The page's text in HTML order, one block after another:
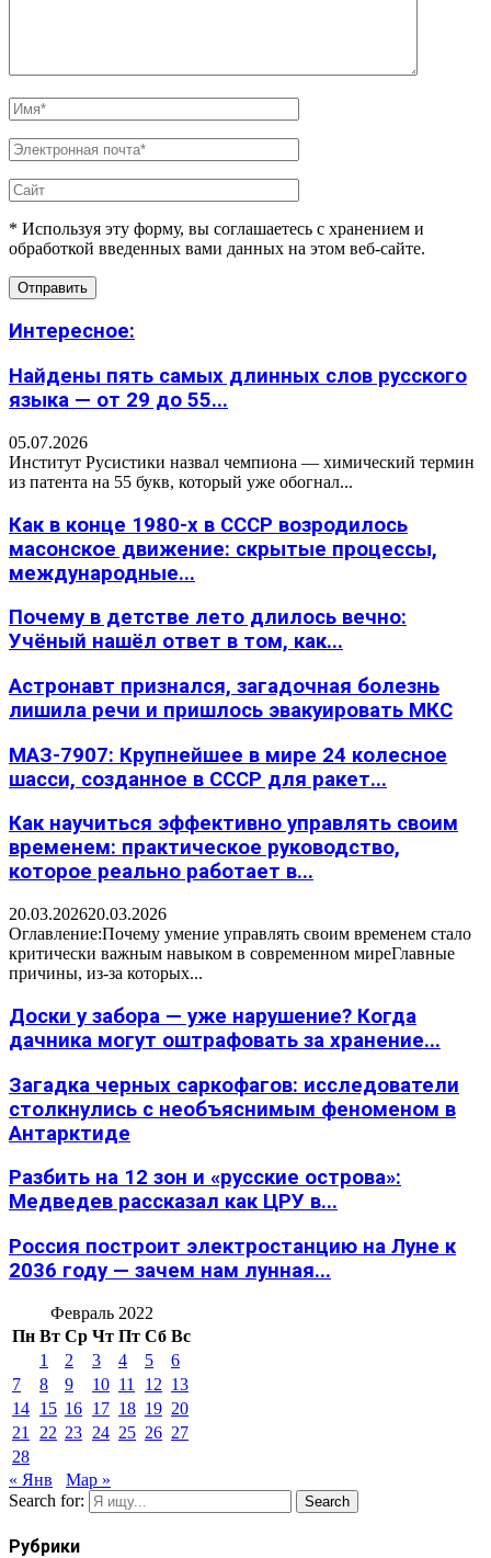
* Используя эту форму, вы соглашаетесь с хранением и
обработкой введенных вами данных на этом веб-сайте.
Интересное:
Найдены пять самых длинных слов русского
языка — от 29 до 55...
05.07.2026
Институт Русистики назвал чемпиона — химический термин
из патента на 55 букв, который уже обогнал...
Как в конце 1980-х в СССР возродилось
масонское движение: скрытые процессы,
международные...
Почему в детстве лето длилось вечно:
Учёный нашёл ответ в том, как...
Астронавт признался, загадочная болезнь
лишила речи и пришлось эвакуировать МКС
МАЗ-7907: Крупнейшее в мире 24 колесное
шасси, созданное в СССР для ракет...
Как научиться эффективно управлять своим
временем: практическое руководство,
которое реально работает в...
20.03.202620.03.2026
Оглавление:Почему умение управлять своим временем стало
критически важным навыком в современном миреГлавные
причины, из-за которых...
Доски у забора — уже нарушение? Когда
дачника могут оштрафовать за хранение...
Загадка черных саркофагов: исследователи
столкнулись с необъяснимым феноменом в
Антарктиде
Разбить на 12 зон и «русские острова»:
Медведев рассказал как ЦРУ в...
Россия построит электростанцию на Луне к
2036 году — зачем нам лунная...
Февраль 2022
Пн Вт Ср Чт Пт Сб Вс
1
2 3 4 5
6
7
8 9 10 11 12 13
14 15 16 17 18 19 20
21
22 23 24 25 26 27
28
« Янв
Мар »
Search for:
Search
Рубрики